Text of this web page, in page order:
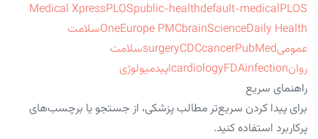
Medical XpressPLOSpublic-healthdefault-medicalPLOS
OneEurope PMCbrainScienceDaily Health
سلامت
عمومی
surgeryCDCcancerPubMed
سلامت
روان
cardiologyFDAinfection
اپیدمیولوژی
راهنمای سریع
برای پیدا کردن سریع‌تر مطالب پزشکی، از جستجو یا برچسب‌های
پرکاربرد استفاده کنید.